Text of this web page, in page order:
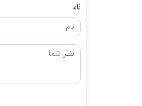
نام